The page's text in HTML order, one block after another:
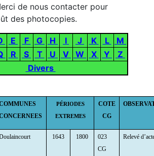
de nous contacter pour
des photocopies.
E F G H I J K L
M
R S T U V W X Y
Z
Divers
PÉRIODES
EXTREMES
COTE
CG
1643 1800
023
CG
Relevé